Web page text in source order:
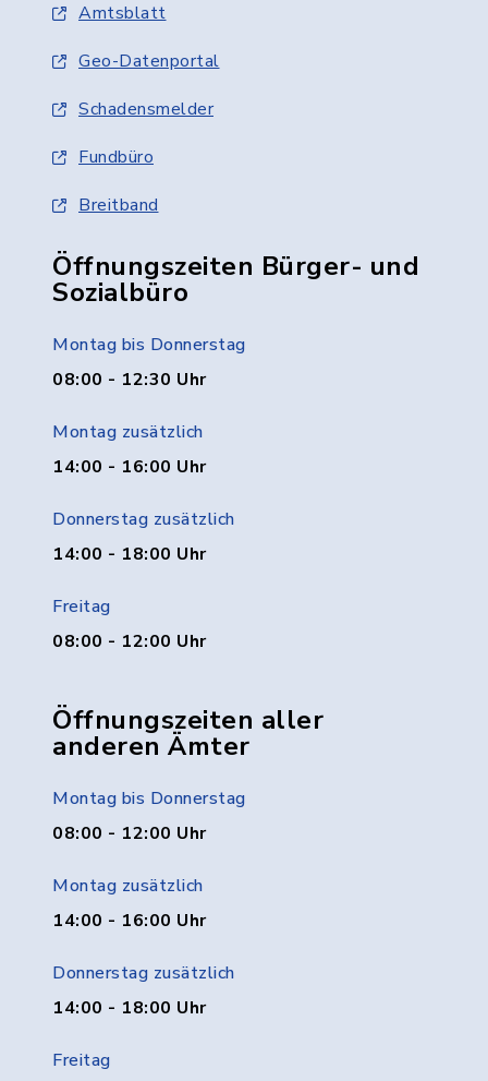
Amtsblatt
Geo-Datenportal
Schadensmelder
Fundbüro
Breitband
Öffnungszeiten Bürger- und
Sozialbüro
Montag bis Donnerstag
08:00 - 12:30 Uhr
Montag zusätzlich
14:00 - 16:00 Uhr
Donnerstag zusätzlich
14:00 - 18:00 Uhr
Freitag
08:00 - 12:00 Uhr
Öffnungszeiten aller
anderen Ämter
Montag bis Donnerstag
08:00 - 12:00 Uhr
Montag zusätzlich
14:00 - 16:00 Uhr
Donnerstag zusätzlich
14:00 - 18:00 Uhr
Freitag